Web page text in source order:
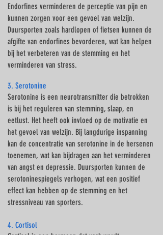
Endorfines verminderen de perceptie van pijn en
kunnen zorgen voor een gevoel van welzijn.
Duursporten zoals hardlopen of fietsen kunnen de
afgifte van endorfines bevorderen, wat kan helpen
bij het verbeteren van de stemming en het
verminderen van stress.
3. Serotonine
Serotonine is een neurotransmitter die betrokken
is bij het reguleren van stemming, slaap, en
eetlust. Het heeft ook invloed op de motivatie en
het gevoel van welzijn. Bij langdurige inspanning
kan de concentratie van serotonine in de hersenen
toenemen, wat kan bijdragen aan het verminderen
van angst en depressie. Duursporten kunnen de
serotoninespiegels verhogen, wat een positief
effect kan hebben op de stemming en het
stressniveau van sporters.
4. Cortisol